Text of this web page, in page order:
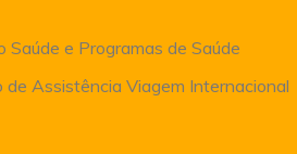
Saúde e Programas de Saúde
Assistência Viagem Internacional